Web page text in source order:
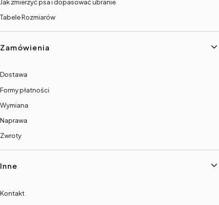
Jak zmierzyć psa i dopasować ubranie
Tabele Rozmiarów
Zamówienia
Dostawa
Formy płatności
Wymiana
Naprawa
Zwroty
Inne
Kontakt